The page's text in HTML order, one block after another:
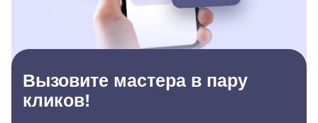
Вызовите мастера в пару
кликов!